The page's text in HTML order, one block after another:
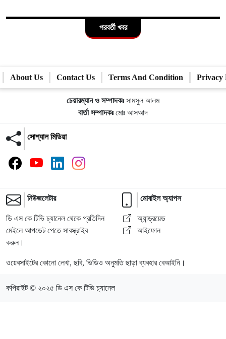
পরবর্তী খবর
About Us Contact Us Terms And Condition Privacy
চেয়ারম্যান ও সম্পাদকঃসামসুল আলম
বার্তা সম্পাদকঃমোঃ আসআদ
সোশ্যাল মিডিয়া
নিউজলেটার
ডি এস কে টিভি চ্যানেল থেকে প্রতিদিন
মেইলে আপডেট পেতে সাবস্ক্রাইব
করুন।
মোবাইল অ্যাপস
অ্যান্ড্রয়েড
আইফোন
ওয়েবসাইটের কোনো লেখা, ছবি, ভিডিও অনুমতি ছাড়া ব্যবহার বেআইনি।
কপিরাইট © ২০২৫ ডি এস কে টিভি চ্যানেল